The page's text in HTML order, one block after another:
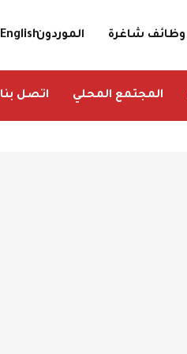
وظائف شاغرة الموردونEnglish
المجتمع المحلي اتصل بنا